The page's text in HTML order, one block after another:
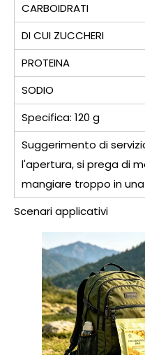
CARBOIDRATI
DI CUI ZUCCHERI
PROTEINA
SODIO
Specifica: 120 g
Suggerimento di
l'apertura, si prega di
mangiare troppo in
Scenari applicativi